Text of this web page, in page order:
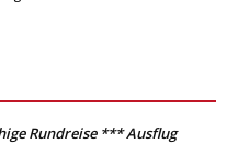
Rundreise *** Ausflug